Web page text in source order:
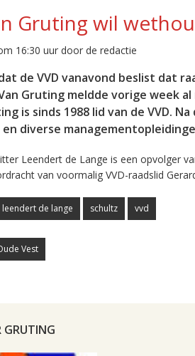
Gruting wil
16:30 uur door de redactie
de VVD vanavond beslist dat
Gruting meldde vorige week
is sinds 1988 lid van de VVD.
diverse
Leendert de Lange is een opvolger
van voormalig VVD-raadslid
leendert de lange schultz vvd
Vest
GRUTING